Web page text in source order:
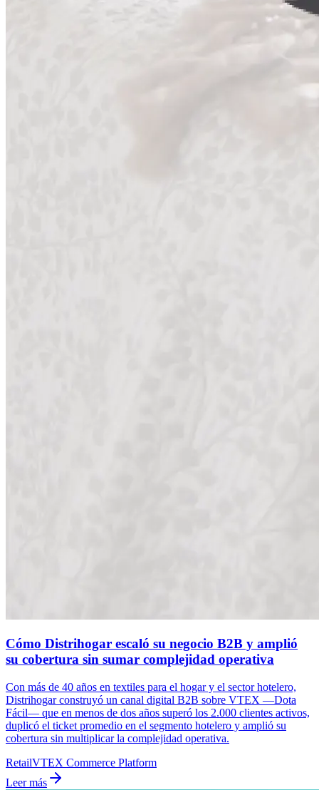
Cómo Distrihogar escaló su negocio B2B y amplió
su cobertura sin sumar complejidad operativa
Con más de 40 años en textiles para el hogar y el sector hotelero,
Distrihogar construyó un canal digital B2B sobre VTEX —Dota
Fácil— que en menos de dos años superó los 2.000 clientes activos,
duplicó el ticket promedio en el segmento hotelero y amplió su
cobertura sin multiplicar la complejidad operativa.
RetailVTEX Commerce Platform
Leer más